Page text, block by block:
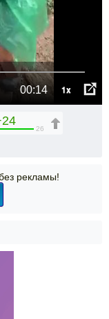
00:14 1x
26
рекламы!